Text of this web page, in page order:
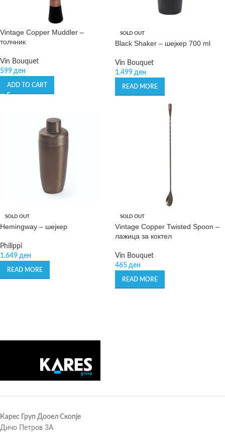
Vintage Copper Muddler –
толчник
Vin Bouquet
599 ден
ADD TO CART
SOLD OUT
Black Shaker – шејкер 700 ml
Vin Bouquet
1.499 ден
READ MORE
SOLD OUT
Hemingway – шејкер
Philippi
1.649 ден
READ MORE
SOLD OUT
Vintage Copper Twisted Spoon –
лажица за коктел
Vin Bouquet
465 ден
READ MORE
Карес Груп Дооел Скопје
Дичо Петров 3А